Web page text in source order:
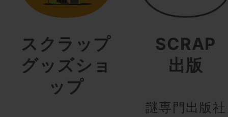
スクラップ
グッズショ
ップ
SCRAP
出版
謎専門出版社